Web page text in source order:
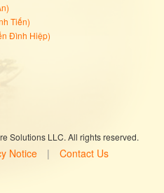
)
Tiến)
Đình Hiệp)
Solutions LLC. All rights reserved.
Notice | Contact Us